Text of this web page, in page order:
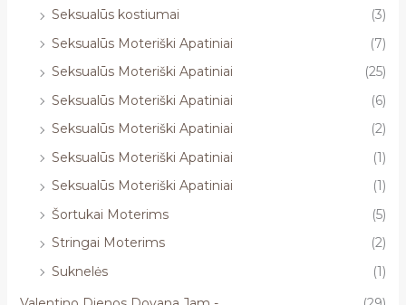
Seksualūs kostiumai
(3)
Seksualūs Moteriški Apatiniai
(7)
Seksualūs Moteriški Apatiniai
(25)
Seksualūs Moteriški Apatiniai
(6)
Seksualūs Moteriški Apatiniai
(2)
Seksualūs Moteriški Apatiniai
(1)
Seksualūs Moteriški Apatiniai
(1)
Šortukai Moterims
(5)
Stringai Moterims
(2)
Suknelės
(1)